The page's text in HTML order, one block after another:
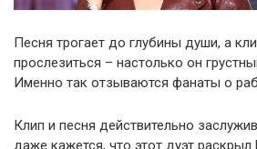
Песня трогает до глубины души, а
прослезиться – настолько он
Именно так отзываются фанаты о
Клип и песня действительно
даже кажется, что этот дуэт раскрыл